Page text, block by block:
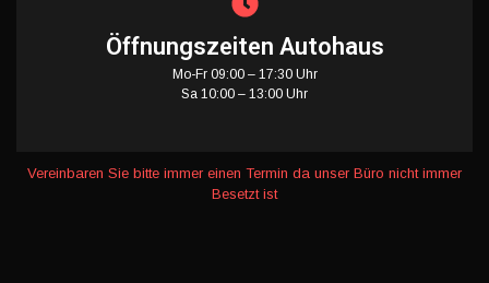
Öffnungszeiten Autohaus
Mo-Fr 09:00 – 17:30 Uhr
Sa 10:00 – 13:00 Uhr
Vereinbaren Sie bitte immer einen Termin da unser Büro nicht immer
Besetzt ist